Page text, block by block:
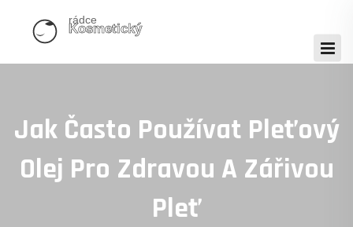
Jak Často Používat Pleťový
Olej Pro Zdravou A Zářivou
Pleť